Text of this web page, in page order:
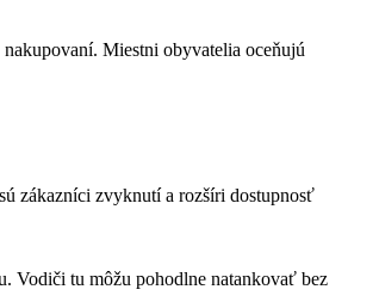
Miestni obyvatelia oceňujú
zákazníci zvyknutí a rozšíri dostupnosť
Vodiči tu môžu pohodlne natankovať bez